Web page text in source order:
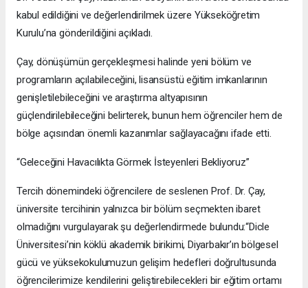
kabul edildiğini ve değerlendirilmek üzere Yükseköğretim
Kurulu’na gönderildiğini açıkladı.
Çay, dönüşümün gerçekleşmesi halinde yeni bölüm ve
programların açılabileceğini, lisansüstü eğitim imkanlarının
genişletilebileceğini ve araştırma altyapısının
güçlendirilebileceğini belirterek, bunun hem öğrenciler hem de
bölge açısından önemli kazanımlar sağlayacağını ifade etti.
“Geleceğini Havacılıkta Görmek İsteyenleri Bekliyoruz”
Tercih dönemindeki öğrencilere de seslenen Prof. Dr. Çay,
üniversite tercihinin yalnızca bir bölüm seçmekten ibaret
olmadığını vurgulayarak şu değerlendirmede bulundu:“Dicle
Üniversitesi’nin köklü akademik birikimi, Diyarbakır’ın bölgesel
gücü ve yüksekokulumuzun gelişim hedefleri doğrultusunda
öğrencilerimize kendilerini geliştirebilecekleri bir eğitim ortamı